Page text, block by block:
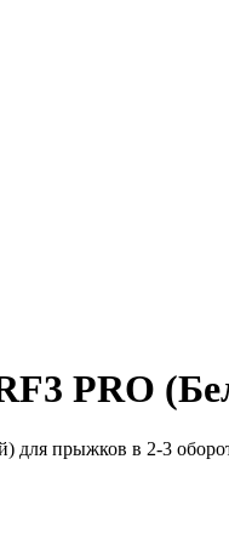
PRO
для прыжков в 2-3